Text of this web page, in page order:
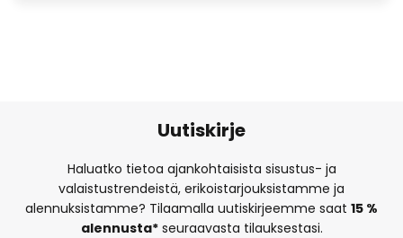
Uutiskirje
Haluatko tietoa ajankohtaisista sisustus- ja
valaistustrendeistä, erikoistarjouksistamme ja
alennuksistamme? Tilaamalla uutiskirjeemme saat 15 %
alennusta*seuraavasta tilauksestasi.